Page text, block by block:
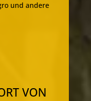
und andere
VON